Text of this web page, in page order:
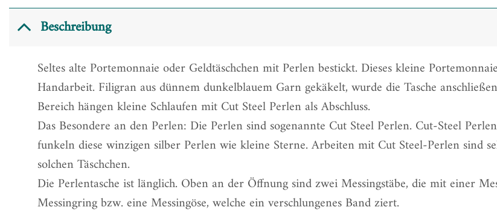
Beschreibung
Seltes alte Portemonnaie oder Geldtäschchen mit Perlen bestickt. Dieses kleine
Handarbeit. Filigran aus dünnem dunkelblauem Garn gekäkelt, wurde die Tasche
Bereich hängen kleine Schlaufen mit Cut Steel Perlen als Abschluss.
Das Besondere an den Perlen: Die Perlen sind sogenannte Cut Steel Perlen. Cut-Steel
funkeln diese winzigen silber Perlen wie kleine Sterne. Arbeiten mit Cut Steel-Perlen sind
solchen Täschchen.
Die Perlentasche ist länglich. Oben an der Öffnung sind zwei Messingstäbe, die mit einer
Messingring bzw. eine Messingöse, welche ein verschlungenes Band ziert.